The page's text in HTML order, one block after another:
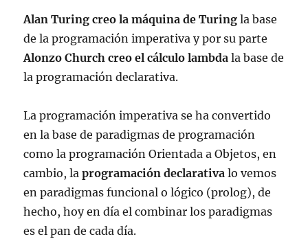
Alan Turing creo la máquina de Turing la base
de la programación imperativa y por su parte
Alonzo Church creo el cálculo lambdala base de
la programación declarativa.
La programación imperativa se ha convertido
en la base de paradigmas de programación
como la programación Orientada a Objetos, en
cambio, laprogramación declarativa lo vemos
en paradigmas funcional o lógico (prolog), de
hecho, hoy en día el combinar los paradigmas
es el pan de cada día.